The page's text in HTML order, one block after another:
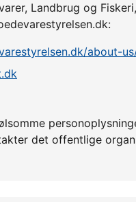
Landbrug og
about-
det offentlige